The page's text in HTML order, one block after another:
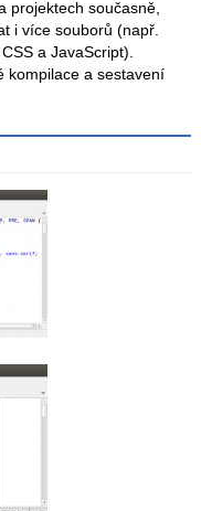
projektech současně,
i více souborů (např.
a JavaScript).
kompilace a sestavení